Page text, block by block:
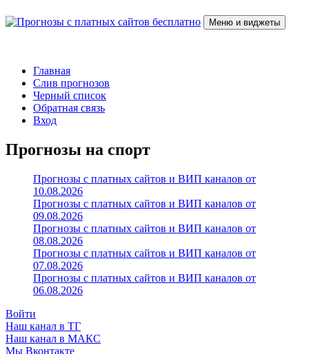
к
Меню и виджеты
Главная
Слив прогнозов
Черный список
Обратная связь
Вход
Прогнозы на спорт
Прогнозы с платных сайтов и ВИП каналов от
10.08.2026
Прогнозы с платных сайтов и ВИП каналов от
09.08.2026
Прогнозы с платных сайтов и ВИП каналов от
08.08.2026
Прогнозы с платных сайтов и ВИП каналов от
07.08.2026
Прогнозы с платных сайтов и ВИП каналов от
06.08.2026
Войти
Наш канал в ТГ
Наш канал в МАКС
Мы Вконтакте